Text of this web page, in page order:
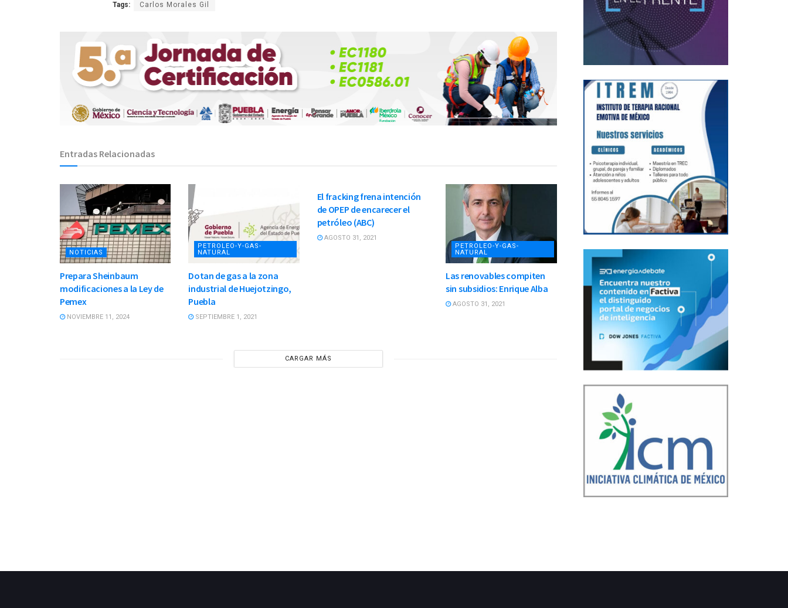
Tags: Carlos Morales Gil
Entradas Relacionadas
NOTICIAS
Prepara Sheinbaum
modificaciones a la Ley de
Pemex
NOVIEMBRE 11, 2024
PETROLEO-Y-GAS-
NATURAL
Dotan de gas a la zona
industrial de Huejotzingo,
Puebla
SEPTIEMBRE 1, 2021
El fracking frena intención
de OPEP de encarecer el
petróleo (ABC)
AGOSTO 31, 2021
PETROLEO-Y-GAS-
NATURAL
Las renovables compiten
sin subsidios: Enrique Alba
AGOSTO 31, 2021
CARGAR MÁS